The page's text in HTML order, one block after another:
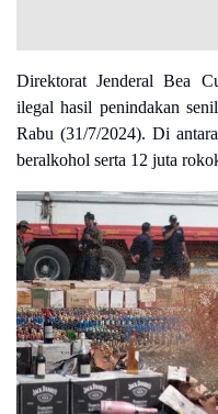
Direktorat Jenderal Bea
ilegal hasil penindakan
Rabu (31/7/2024). Di
beralkohol serta 12 juta